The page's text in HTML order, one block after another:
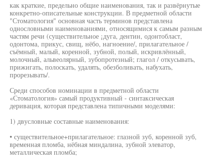
как краткие, предельно общие наименования, так и развёрнутые
конкретно-описательные конструкции. В предметной области
"Стоматология" основная часть терминов представлена
однословными наименованиями, относящимися к самым разным
частям речи (существительное ¡дуга, дентин, одонтобласт,
одонтома, прикус, свищ, нёбо, нагноение/, прилагательное /
съёмный, малый, коренной, зубной, полый, искривлённый,
молочный, альвеолярный, зубопротезный; глагол / откусывать,
прижигать, полоскать, удалять, обезболивать, набухать,
прорезывать/.
Среди способов номинации в предметной области
«Стоматология» самый продуктивный - синтаксическая
деривация, которая представлена типичными моделями:
1) двусловные составные наименования:
• существительное+прилагательное: глазной зуб, коренной зуб,
временная пломба, нёбная миндалина, зубной элеватор,
металлическая пломба;